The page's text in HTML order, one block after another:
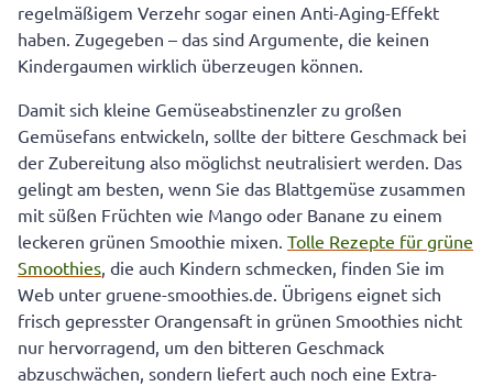
regelmäßigem Verzehr sogar einen Anti-Aging-Effekt
haben. Zugegeben – das sind Argumente, die keinen
Kindergaumen wirklich überzeugen können.
Damit sich kleine Gemüseabstinenzler zu großen
Gemüsefans entwickeln, sollte der bittere Geschmack bei
der Zubereitung also möglichst neutralisiert werden. Das
gelingt am besten, wenn Sie das Blattgemüse zusammen
mit süßen Früchten wie Mango oder Banane zu einem
leckeren grünen Smoothie mixen. Tolle Rezepte für grüne
Smoothies, die auch Kindern schmecken, finden Sie im
Web unter gruene-smoothies.de. Übrigens eignet sich
frisch gepresster Orangensaft in grünen Smoothies nicht
nur hervorragend, um den bitteren Geschmack
abzuschwächen, sondern liefert auch noch eine Extra-